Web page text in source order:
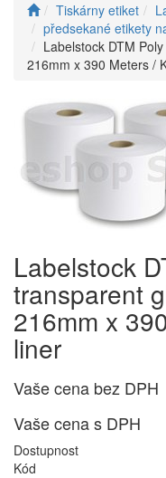
Tiskárny etiket
předsekané etikety
Labelstock DTM
216mm x 390 Meters /
Labelstock
transparent
216mm x
liner
Vaše cena bez DPH
Vaše cena s DPH
Dostupnost
Kód